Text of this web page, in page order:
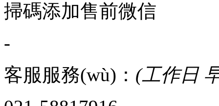
掃碼添加售前微信
-
客服服務(wù)： (工作日